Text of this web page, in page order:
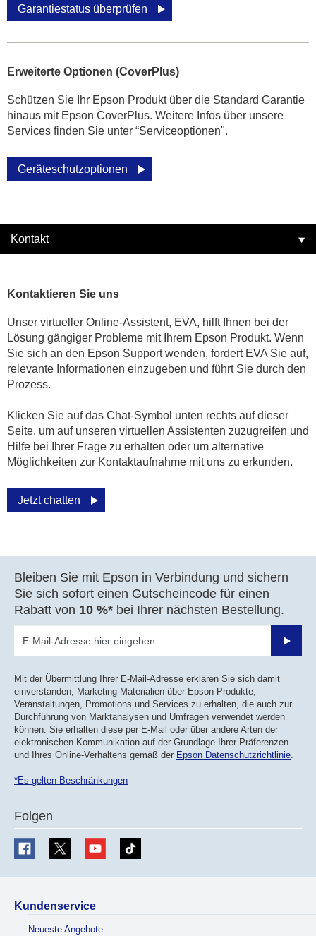
Garantiestatus überprüfen
Erweiterte Optionen (CoverPlus)
Schützen Sie Ihr Epson Produkt über die Standard Garantie
hinaus mit Epson CoverPlus. Weitere Infos über unsere
Services finden Sie unter “Serviceoptionen".
Geräteschutzoptionen
Kontakt
Kontaktieren Sie uns
Unser virtueller Online-Assistent, EVA, hilft Ihnen bei der
Lösung gängiger Probleme mit Ihrem Epson Produkt. Wenn
Sie sich an den Epson Support wenden, fordert EVA Sie auf,
relevante Informationen einzugeben und führt Sie durch den
Prozess.
Klicken Sie auf das Chat-Symbol unten rechts auf dieser
Seite, um auf unseren virtuellen Assistenten zuzugreifen und
Hilfe bei Ihrer Frage zu erhalten oder um alternative
Möglichkeiten zur Kontaktaufnahme mit uns zu erkunden.
Jetzt chatten
Bleiben Sie mit Epson in Verbindung und sichern
Sie sich sofort einen Gutscheincode für einen
Rabatt von 10 %* bei Ihrer nächsten Bestellung.
Mit der Übermittlung Ihrer E-Mail-Adresse erklären Sie sich damit
einverstanden, Marketing-Materialien über Epson Produkte,
Veranstaltungen, Promotions und Services zu erhalten, die auch zur
Durchführung von Marktanalysen und Umfragen verwendet werden
können. Sie erhalten diese per E-Mail oder über andere Arten der
elektronischen Kommunikation auf der Grundlage Ihrer Präferenzen
und Ihres Online-Verhaltens gemäß der Epson Datenschutzrichtlinie.
*Es gelten Beschränkungen
Folgen
Kundenservice
Neueste Angebote